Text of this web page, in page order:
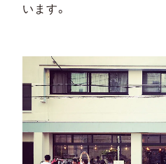
います。